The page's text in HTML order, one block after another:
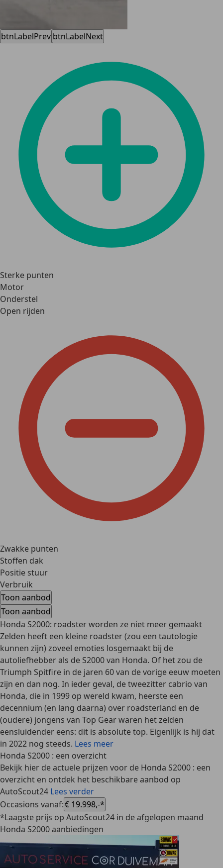
btnLabelPrev btnLabelNext
Sterke punten
Motor
Onderstel
Open rijden
Zwakke punten
Stoffen dak
Positie stuur
Verbruik
Toon aanbod
Toon aanbod
Honda S2000: roadster worden ze niet meer gemaakt
Zelden heeft een kleine roadster (zou een tautologie
kunnen zijn) zoveel emoties losgemaakt bij de
autoliefhebber als de S2000van Honda. Of het zou de
Triumph Spitfire in de jaren 60 van de vorige eeuw moeten
zijn en dan nog. In ieder geval, de tweezitter cabrio van
Honda, die in 1999 op wereld kwam, heerste een
decennium (en lang daarna) over roadsterland en de
(oudere) jongens van Top Gear waren het zelden
eensluidender eens: dit is absolute top. Eigenlijk is hij dat
in 2022 nog steeds. Lees meer
Honda S2000 : een overzicht
Bekijk hier de actuele prijzen voor de Honda S2000 : een
overzicht en ontdek het beschikbare aanbod op
AutoScout24 Lees verder
Occasions vanaf:€ 19.998,-*
*Laagste prijs op AutoScout24 in de afgelopen maand
Honda S2000 aanbiedingen